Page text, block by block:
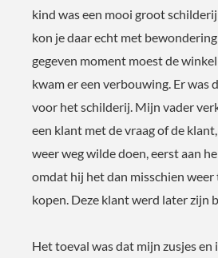
kind was een mooi groot
kon je daar echt met
gegeven moment moest de
kwam er een verbouwing. Er was
voor het schilderij. Mijn vader
een klant met de vraag of de
weer weg wilde doen, eerst aan
omdat hij het dan misschien
kopen. Deze klant werd later zijn
Het toeval was dat mijn zusjes en